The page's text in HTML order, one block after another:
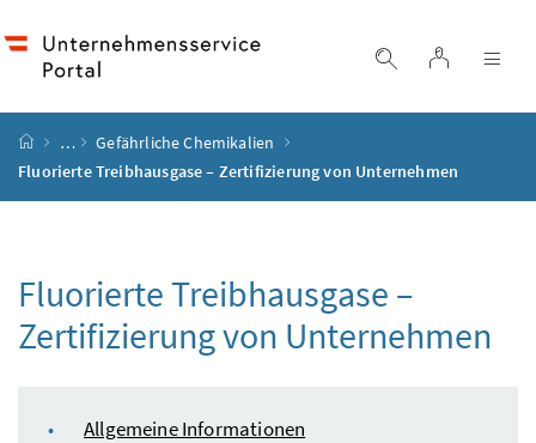
SucheLogin
Startseite
…
Gefährliche Chemikalien
Fluorierte Treibhausgase – Zertifizierung von Unternehmen
Fluorierte Treibhausgase –
Zertifizierung von Unternehmen
Inhaltsverzeichnis
Allgemeine Informationen